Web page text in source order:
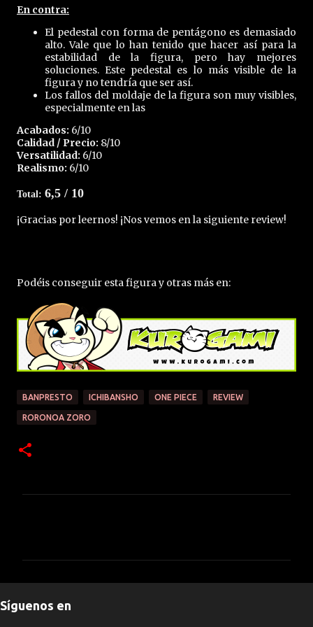
En contra:
El pedestal con forma de pentágono es demasiado
alto. Vale que lo han tenido que hacer así para la
estabilidad de la figura, pero hay mejores
soluciones. Este pedestal es lo más visible de la
figura y no tendría que ser así.
Los fallos del moldaje de la figura son muy visibles,
especialmente en las
Acabados: 6/10
Calidad / Precio: 8/10
Versatilidad: 6/10
Realismo: 6/10
Total: 6,5 / 10
¡Gracias por leernos! ¡Nos vemos en la siguiente review!
Podéis conseguir esta figura y otras más en:
BANPRESTO ICHIBANSHO ONE PIECE REVIEW
RORONOA ZORO
t
Síguenos en